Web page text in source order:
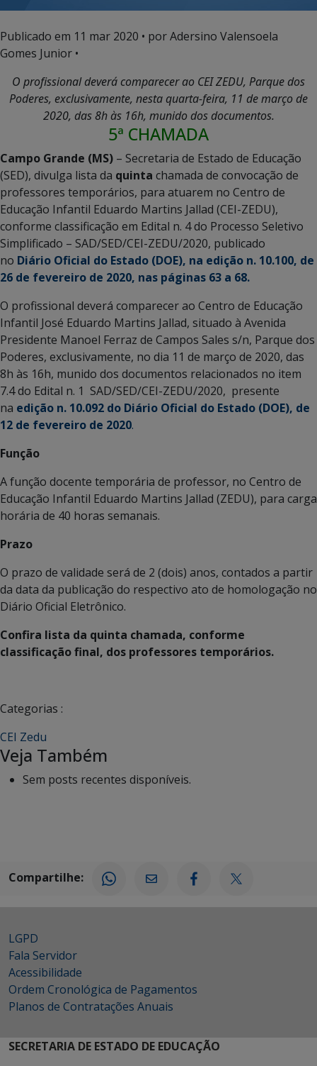
Publicado em 11 mar 2020 • por Adersino Valensoela
Gomes Junior •
O profissional deverá comparecer ao CEI ZEDU, Parque dos
Poderes, exclusivamente, nesta quarta-feira, 11 de março de
2020, das 8h às 16h, munido dos documentos.
5ª CHAMADA
Campo Grande (MS) – Secretaria de Estado de Educação
(SED), divulga lista da quinta chamada de convocação de
professores temporários, para atuarem no Centro de
Educação Infantil Eduardo Martins Jallad (CEI-ZEDU),
conforme classificação em Edital n. 4 do Processo Seletivo
Simplificado – SAD/SED/CEI-ZEDU/2020, publicado
no Diário Oficial do Estado (DOE), na edição n. 10.100, de
26 de fevereiro de 2020, nas páginas 63 a 68.
O profissional deverá comparecer ao Centro de Educação
Infantil José Eduardo Martins Jallad, situado à Avenida
Presidente Manoel Ferraz de Campos Sales s/n, Parque dos
Poderes, exclusivamente, no dia 11 de março de 2020, das
8h às 16h, munido dos documentos relacionados no item
7.4 do Edital n. 1 SAD/SED/CEI-ZEDU/2020, presente
na edição n. 10.092 do Diário Oficial do Estado (DOE), de
12 de fevereiro de 2020.
Função
A função docente temporária de professor, no Centro de
Educação Infantil Eduardo Martins Jallad (ZEDU), para carga
horária de 40 horas semanais.
Prazo
O prazo de validade será de 2 (dois) anos, contados a partir
da data da publicação do respectivo ato de homologação no
Diário Oficial Eletrônico.
Confira lista da quinta chamada, conforme
classificação final, dos professores temporários.
Categorias :
CEI Zedu
Veja Também
Sem posts recentes disponíveis.
Compartilhe:
LGPD
Fala Servidor
Acessibilidade
Ordem Cronológica de Pagamentos
Planos de Contratações Anuais
SECRETARIA DE ESTADO DE EDUCAÇÃO